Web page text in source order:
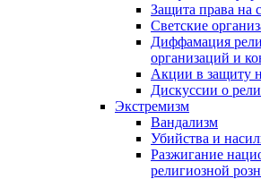
Защита права на
Светские
Диффамация
организаций и
Акции в защиту
Дискуссии о
Экстремизм
Вандализм
Убийства и
Разжигание
религиозной